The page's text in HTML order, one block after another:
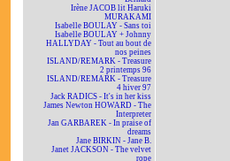
Irène JACOB lit Haruki
MURAKAMI
Isabelle BOULAY - Sans toi
Isabelle BOULAY + Johnny
HALLYDAY - Tout au bout de
nos peines
ISLAND/REMARK - Treasure
2 printemps 96
ISLAND/REMARK - Treasure
4 hiver 97
Jack RADICS - It's in her kiss
James Newton HOWARD - The
Interpreter
Jan GARBAREK - In praise of
dreams
Jane BIRKIN - Jane B.
Janet JACKSON - The velvet
rope